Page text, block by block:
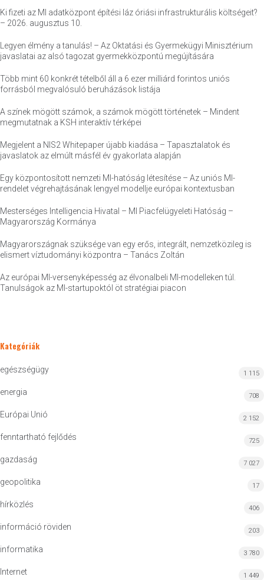
Ki fizeti az MI adatközpont építési láz óriási infrastrukturális költségeit?
– 2026. augusztus 10.
Legyen élmény a tanulás! – Az Oktatási és Gyermekügyi Minisztérium
javaslatai az alsó tagozat gyermekközpontú megújítására
Több mint 60 konkrét tételből áll a 6 ezer milliárd forintos uniós
forrásból megvalósuló beruházások listája
A színek mögött számok, a számok mögött történetek – Mindent
megmutatnak a KSH interaktív térképei
Megjelent a NIS2 Whitepaper újabb kiadása – Tapasztalatok és
javaslatok az elmúlt másfél év gyakorlata alapján
Egy központosított nemzeti MI-hatóság létesítése – Az uniós MI-
rendelet végrehajtásának lengyel modellje európai kontextusban
Mesterséges Intelligencia Hivatal – MI Piacfelügyeleti Hatóság –
Magyarország Kormánya
Magyarországnak szüksége van egy erős, integrált, nemzetközileg is
elismert víztudományi központra – Tanács Zoltán
Az európai MI-versenyképesség az élvonalbeli MI-modelleken túl.
Tanulságok az MI-startupoktól öt stratégiai piacon
Kategóriák
egészségügy 1 115
energia 708
Európai Unió 2 152
fenntartható fejlődés 725
gazdaság 7 027
geopolitika 17
hírközlés 406
információ röviden 203
informatika 3 780
Internet 1 449